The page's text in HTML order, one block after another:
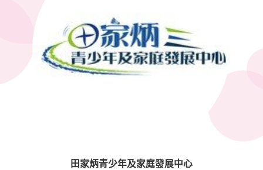
田家炳青少年及家庭發展中心